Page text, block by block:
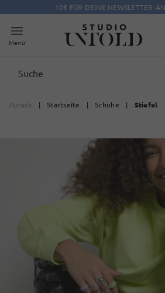
10€ FÜR DEINE NEWSLETTER-
Menü
Zurück | Startseite | Schuhe | Stiefel